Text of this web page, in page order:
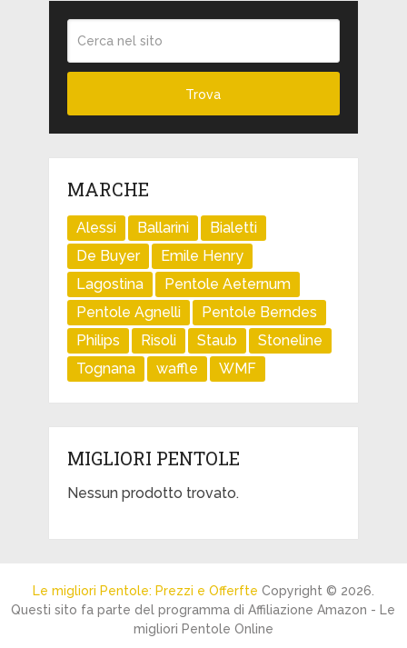
MARCHE
Alessi Ballarini
Bialetti
De Buyer
Emile Henry
Lagostina
Pentole Aeternum
Pentole Agnelli
Pentole Berndes
Philips
Risoli Staub
Stoneline
Tognana
waffle WMF
MIGLIORI PENTOLE
Nessun prodotto trovato.
Le migliori Pentole: Prezzi e Offerfte Copyright © 2026.
Questi sito fa parte del programma di Affiliazione Amazon - Le
migliori Pentole Online